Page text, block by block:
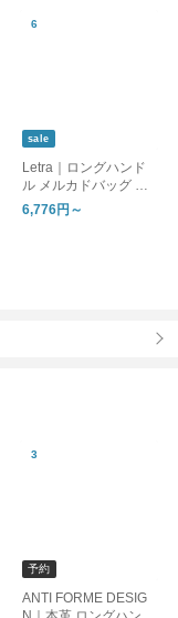
sale
Letra｜ロングハンド
ル メルカドバッグ M
“CROSS LINE / MINI
CHECK” mck-cline-m-
6,776円～
予約
ANTI FORME DESIG